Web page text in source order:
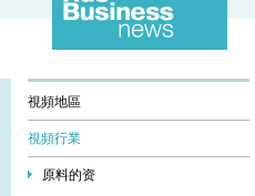
視頻地區
視頻行業
原料的资